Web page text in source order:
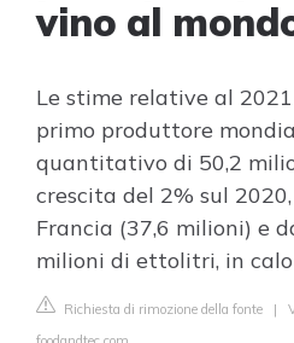
vino al
Le stime relative al
primo produttore
quantitativo di 50,2
crescita del 2% sul
Francia (37,6 milioni) e
milioni di ettolitri, in
Richiesta di rimozione della fonte |